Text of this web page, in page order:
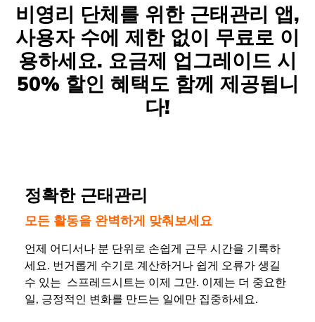
비영리 단체를 위한 근태관리 앱,
사용자 수에 제한 없이 무료로 이
용하세요. 요금제 업그레이드 시
50% 할인 혜택도 함께 제공됩니
다!
정확한 근태관리
모든 활동을 완벽하게 맞춰보세요
언제 어디서나 분 단위로 손쉽게 근무 시간을 기록하
세요. 번거롭게 수기로 계산하거나 쉽게 오류가 생길
수 있는 스프레드시트는 이제 그만. 이제는 더 중요한
일, 긍정적인 변화를 만드는 일에만 집중하세요.